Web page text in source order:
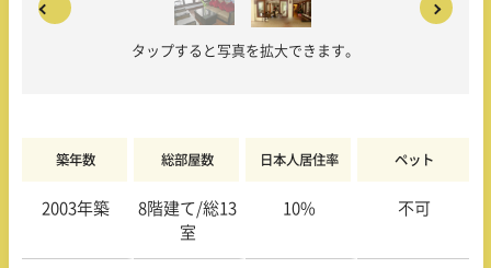
タップすると写真を拡大できます。
築年数 総部屋数 日本人居住率 ペット
2003年築
8階建て/総13
室
10% 不可